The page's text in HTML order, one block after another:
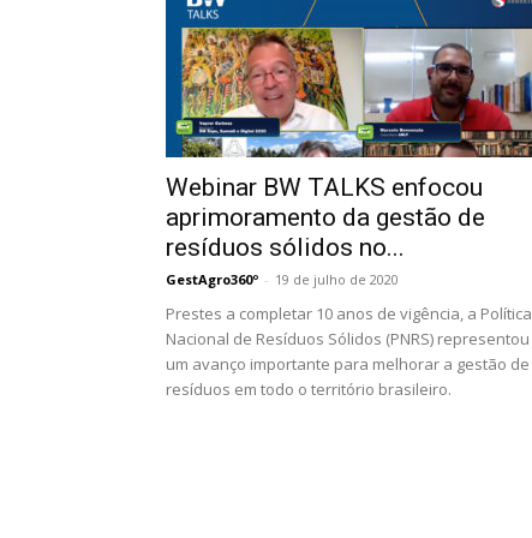
Webinar BW TALKS enfocou
aprimoramento da gestão de
resíduos sólidos no...
GestAgro360º - 19 de julho de 2020
Prestes a completar 10 anos de vigência, a Política
Nacional de Resíduos Sólidos (PNRS) representou
um avanço importante para melhorar a gestão de
resíduos em todo o território brasileiro.